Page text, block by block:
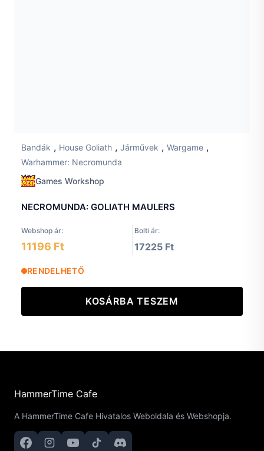
Bandák , House Goliath , Járművek , Wargame ,
Warhammer: Necromunda
Games Workshop
NECROMUNDA: GOLIATH MAULERS
Webshop ár: Bolti ár:
11196 Ft 17225 Ft
RENDELHETŐ
KOSÁRBA TESZEM
HammerTime Cafe
A HammerTime Cafe Hivatalos Weboldala és Webshopja.